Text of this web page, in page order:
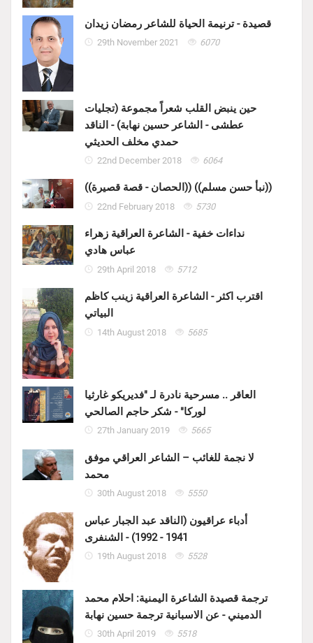
قصيدة - ترنيمة الحياة للشاعر رمضان زيدان
29th November 2021 6070
حين ينبض القلب شعراً مجموعة (تجليات
عطشى - الشاعر حسين نهابة) - الناقد
حمدي مخلف الحديثي
22nd December 2018 6064
((الحصان - قصة قصيرة)) ((نبأ حسن مسلم))
22nd February 2018 5730
نداءات خفية - الشاعرة العراقية زهراء
عباس هادي
29th April 2018 5712
اقترب اكثر - الشاعرة العراقية زينب كاظم
البياتي
14th August 2018 5685
العاقر .. مسرحية نادرة لـ "فديريكو غارثيا
لوركا" - شكر حاجم الصالحي
27th January 2019 5665
لا نجمة للغائب – الشاعر العراقي موفق
محمد
30th August 2018 5550
أدباء عراقيون (الناقد عبد الجبار عباس
1941 - 1992) - الشنفرى
19th August 2018 5528
ترجمة قصيدة الشاعرة اليمنية: احلام محمد
الدميني - عن الاسبانية ترجمة حسين نهابة
30th April 2019 5518